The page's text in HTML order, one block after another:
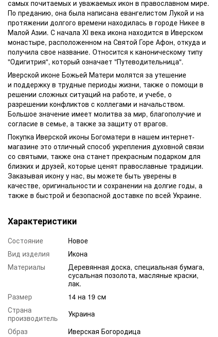
самых почитаемых и уважаемых икон в православном мире.
По преданию, она была написана евангелистом Лукой и на
протяжении долгого времени находилась в городе Никее в
Малой Азии. С начала XI века икона находится в Иверском
монастыре, расположенном на Святой Горе Афон, откуда и
получила свое название. Относится к каноническому типу
"Одигитрия", который означает "Путеводительница".
Иверской иконе Божьей Матери молятся за утешение
и поддержку в трудные периоды жизни, также о помощи в
решении сложных ситуаций на работе, и учебе, о
разрешении конфликтов с коллегами и начальством.
Большое значение имеет молитва за мир, благополучие и
согласие в семье, а также за защиту от врагов.
Покупка Иверской иконы Богоматери в нашем интернет-
магазине это отличный способ укрепления духовной связи
со святыми, также она станет прекрасным подарком для
близких и друзей, которые ценят православные традиции.
Заказывая икону у нас, вы можете быть уверены в
качестве, оригинальности и сохранении на долгие годы, а
также в быстрой и безопасной доставке по всей Украине.
Характеристики
Состояние
Новое
Вид изделия
Икона
Материалы
Деревянная доска, специальная бумага,
сусальная позолота, масляные краски,
лак.
Размер
14 на 19 см
Страна
производитель
Украина
Образ
Иверская Богородица